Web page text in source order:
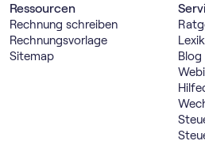
Ressourcen
Rechnung schreiben
Rechnungsvorlage
Sitemap
Blog